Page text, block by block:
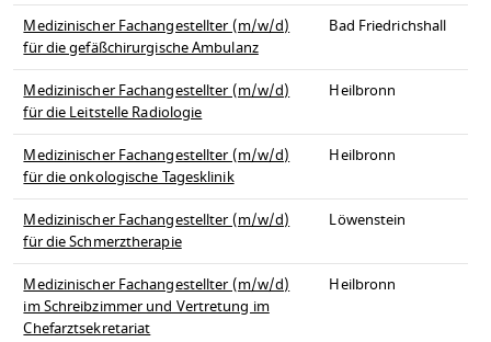
Medizinischer Fachangestellter (m/w/d)
für die gefäßchirurgische Ambulanz
Bad Friedrichshall
Medizinischer Fachangestellter (m/w/d)
für die Leitstelle Radiologie
Heilbronn
Medizinischer Fachangestellter (m/w/d)
für die onkologische Tagesklinik
Heilbronn
Medizinischer Fachangestellter (m/w/d)
für die Schmerztherapie
Löwenstein
Medizinischer Fachangestellter (m/w/d)
im Schreibzimmer und Vertretung im
Chefarztsekretariat
Heilbronn